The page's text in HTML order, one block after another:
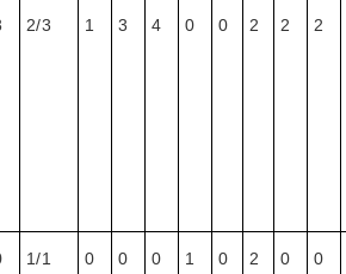
2/3 1 3 4 0 0 2 2 2
1/1 0 0 0 1 0 2 0 0